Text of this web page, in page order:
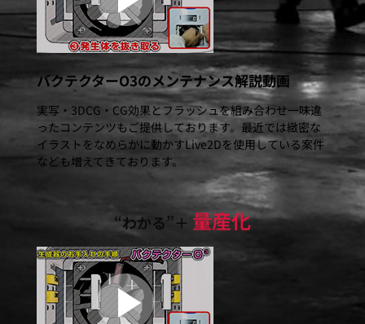
バクテクターO3のメンテナンス解説動画
実写・3DCG・CG効果とフラッシュを組み合わせ一味違
ったコンテンツもご提供しております。最近では緻密な
イラストをなめらかに動かすLive2Dを使用している案件
なども増えてきております。
“わかる”＋ 量産化